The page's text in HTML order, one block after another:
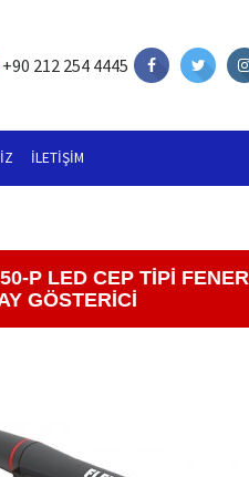
+90 212 254 4445
İLETIŞIM
P LED CEP TİPİ FENER
GÖSTERİCİ